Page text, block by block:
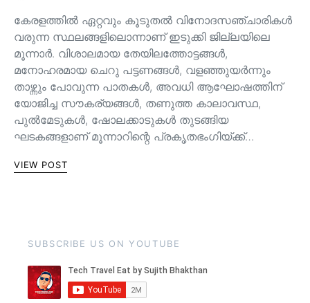
കേരളത്തിൽ ഏറ്റവും കൂടുതൽ വിനോദസഞ്ചാരികൾ
വരുന്ന സ്ഥലങ്ങളിലൊന്നാണ് ഇടുക്കി ജില്ലയിലെ
മൂന്നാർ. വിശാലമായ തേയിലത്തോട്ടങ്ങള്‍,
മനോഹരമായ ചെറു പട്ടണങ്ങള്‍, വളഞ്ഞുയര്‍ന്നും
താഴ്ന്നും പോവുന്ന പാതകള്‍, അവധി ആഘോഷത്തിന്
യോജിച്ച സൗകര്യങ്ങള്‍, തണുത്ത കാലാവസ്ഥ,
പുൽമേടുകൾ, ഷോലക്കാടുകൾ തുടങ്ങിയ
ഘടകങ്ങളാണ് മൂന്നാറിന്റെ പ്രകൃതഭംഗിയ്ക്ക്…
VIEW POST
SUBSCRIBE US ON YOUTUBE